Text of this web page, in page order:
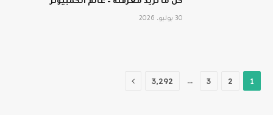
30 يوليو، 2026
1
2
3
… 3٬292 التالي